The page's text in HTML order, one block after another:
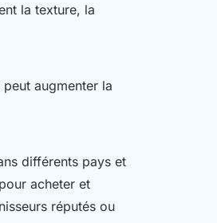
la texture, la
augmenter la
différents pays et
acheter et
réputés ou